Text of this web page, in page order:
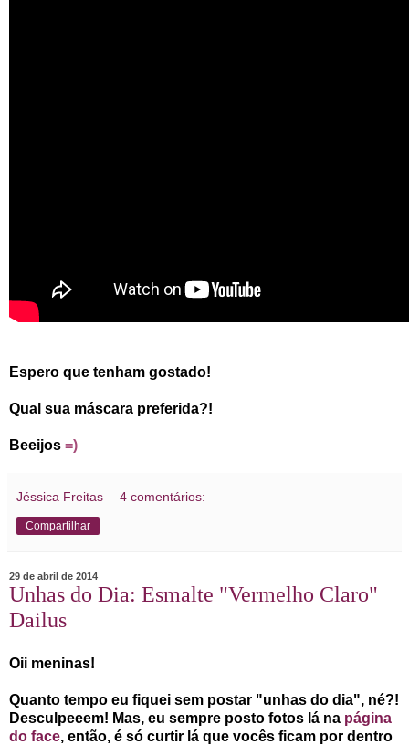
Espero que tenham gostado!
Qual sua máscara preferida?!
Beeijos =)
Jéssica Freitas 4 comentários:
Compartilhar
29 de abril de 2014
Unhas do Dia: Esmalte "Vermelho Claro"
Dailus
Oii meninas!
Quanto tempo eu fiquei sem postar "unhas do dia", né?!
Desculpeeem! Mas, eu sempre posto fotos lá na página
do face, então, é só curtir lá que vocês ficam por dentro